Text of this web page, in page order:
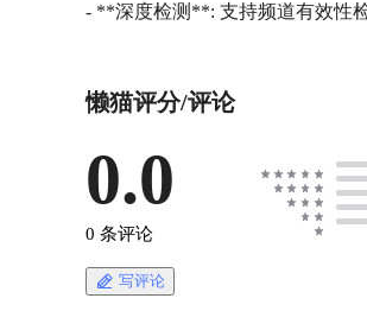
- **深度检测**: 支持频道有效性
懒猫评分/评论
0.0
0 条评论
写评论